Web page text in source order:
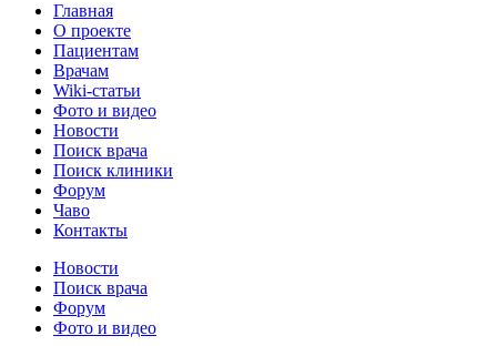
Главная
О проекте
Пациентам
Врачам
Wiki-статьи
Фото и видео
Новости
Поиск врача
Поиск клиники
Форум
Чаво
Контакты
Новости
Поиск врача
Форум
Фото и видео